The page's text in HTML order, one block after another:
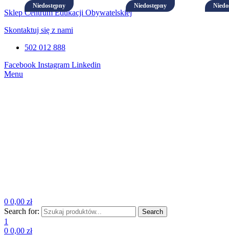
Sklep Centrum Edukacji Obywatelskiej
Skontaktuj się z nami
502 012 888
Facebook Instagram Linkedin
Menu
0 0,00 zł
Search for:
Search
1
0 0,00 zł